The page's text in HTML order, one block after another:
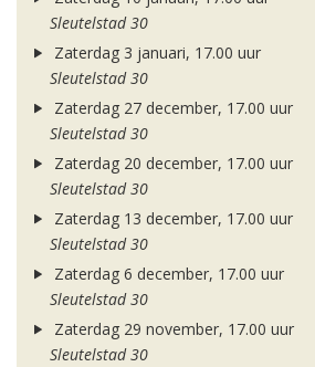
Sleutelstad 30
Zaterdag 3 januari, 17.00 uur
Sleutelstad 30
Zaterdag 27 december, 17.00 uur
Sleutelstad 30
Zaterdag 20 december, 17.00 uur
Sleutelstad 30
Zaterdag 13 december, 17.00 uur
Sleutelstad 30
Zaterdag 6 december, 17.00 uur
Sleutelstad 30
Zaterdag 29 november, 17.00 uur
Sleutelstad 30